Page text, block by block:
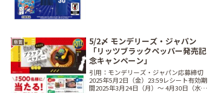
懸賞
5/2〆 モンデリーズ・ジャパン
「リッツブラックペッパー発売記
念キャンペーン」
引用：モンデリーズ・ジャパン応募締切
2025年5月2日（金）23:59レシート有効期
間2025年3月24日（月）～ 4月30日（水）